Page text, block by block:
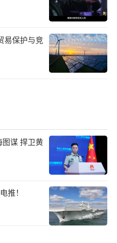
易保护与竞
谋 捍卫黄
推！